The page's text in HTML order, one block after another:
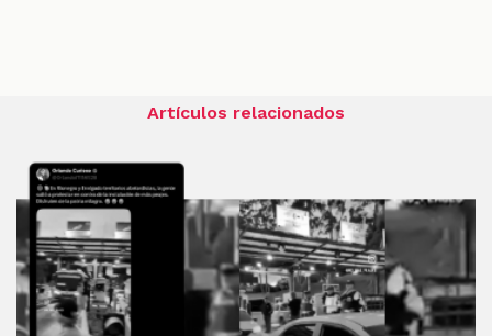
Artículos relacionados